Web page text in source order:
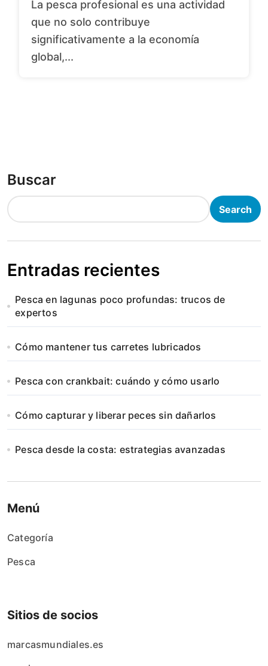
La pesca profesional es una actividad
que no solo contribuye
significativamente a la economía
global,...
Buscar
Search
Entradas recientes
Pesca en lagunas poco profundas: trucos de
expertos
Cómo mantener tus carretes lubricados
Pesca con crankbait: cuándo y cómo usarlo
Cómo capturar y liberar peces sin dañarlos
Pesca desde la costa: estrategias avanzadas
Menú
Categoría
Pesca
Sitios de socios
marcasmundiales.es